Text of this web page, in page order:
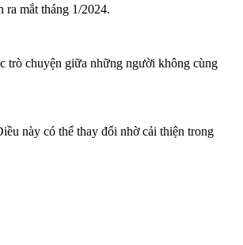
mắt tháng 1/2024.
trò chuyện giữa những người không cùng
này có thể thay đổi nhờ cải thiện trong